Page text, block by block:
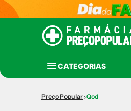
CATEGORIAS
Qod